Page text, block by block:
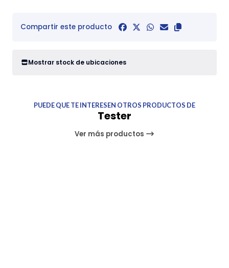
Compartir este producto
Mostrar stock de ubicaciones
PUEDE QUE TE INTERESEN OTROS PRODUCTOS DE
Tester
Ver más productos